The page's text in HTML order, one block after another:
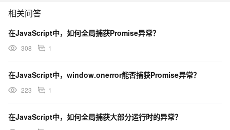
相关问答
在JavaScript中，如何全局捕获Promise异常？
308 1
在JavaScript中，window.onerror能否捕获Promise异常？
223 1
在JavaScript中，如何全局捕获大部分运行时的异常？